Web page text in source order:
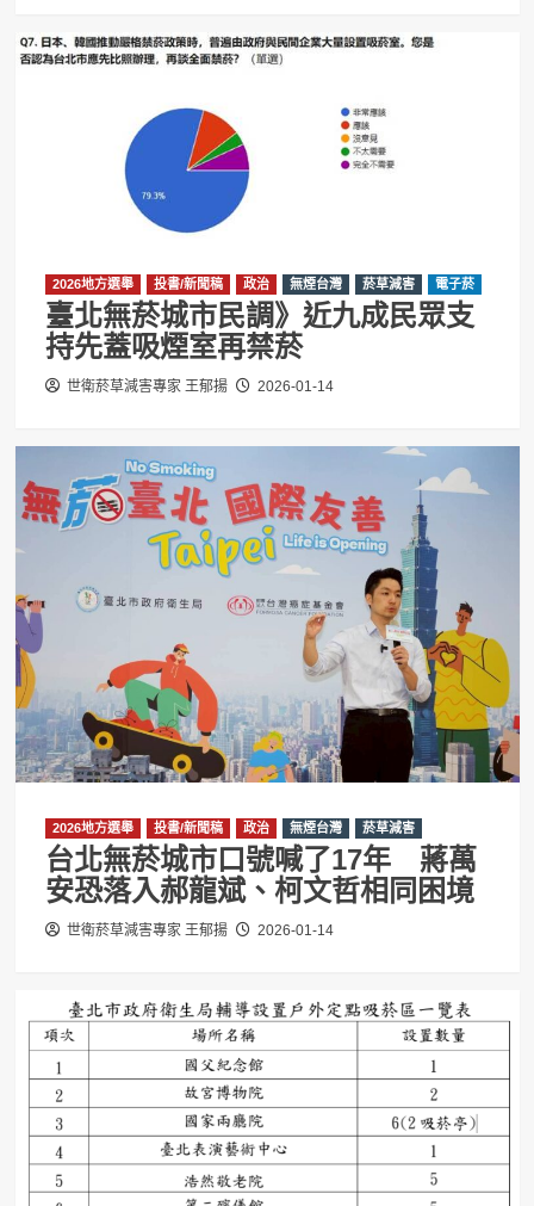
2026地方選舉 投書/新聞稿 政治 無煙台灣 菸草減害 電子菸
臺北無菸城市民調》近九成民眾支
持先蓋吸煙室再禁菸
世衛菸草減害專家 王郁揚 2026-01-14
2026地方選舉 投書/新聞稿 政治 無煙台灣 菸草減害
台北無菸城市口號喊了17年 蔣萬
安恐落入郝龍斌、柯文哲相同困境
世衛菸草減害專家 王郁揚 2026-01-14